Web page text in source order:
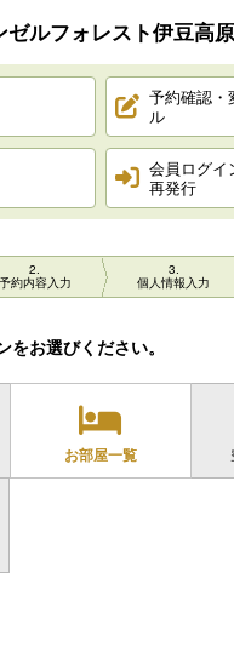
ゼルフォレスト伊豆高
予約確認・
ル
会員ログイ
再発行
2
予約内容入力
3
個人情報入力
お選びください。
お部屋一覧